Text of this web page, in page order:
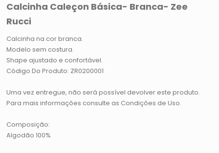
Calcinha Caleçon Básica- Branca- Zee
Rucci
Calcinha na cor branca.
Modelo sem costura.
Shape ajustado e confortável.
Código Do Produto: ZR0200001
Uma vez entregue, não será possível devolver este produto.
Para mais informações consulte as Condições de Uso.
Composição:
Algodão 100%